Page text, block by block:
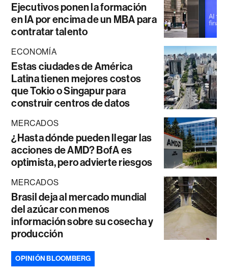
Ejecutivos ponen la formación
en IA por encima de un MBA para
contratar talento
ECONOMÍA
Estas ciudades de América
Latina tienen mejores costos
que Tokio o Singapur para
construir centros de datos
MERCADOS
¿Hasta dónde pueden llegar las
acciones de AMD? BofA es
optimista, pero advierte riesgos
MERCADOS
Brasil deja al mercado mundial
del azúcar con menos
información sobre su cosecha y
producción
OPINIÓN BLOOMBERG